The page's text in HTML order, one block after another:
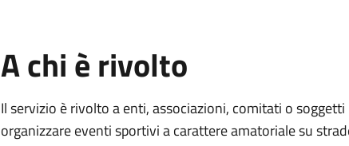
A chi è rivolto
Il servizio è rivolto a enti, associazioni, comitati o
organizzare eventi sportivi a carattere amatoriale su